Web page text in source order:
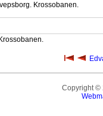
Krossobanen.
Copyright ©